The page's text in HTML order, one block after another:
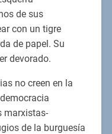
de sus
con un tigre
de papel. Su
devorado.
no creen en la
marxistas-
de la burguesía